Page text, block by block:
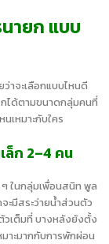
ายก แบบ
าจะเลือกแบบไหนดี
กได้ตามขนาดกลุ่มคนที่
เหมาะกับใคร
ก 2–4 คน
ในกลุ่มเพื่อนสนิท พูล
ะมีสระว่ายน้ำส่วนตัว
วเต็มที่ บางหลังยังตั้ง
าะมากกับการพักผ่อน